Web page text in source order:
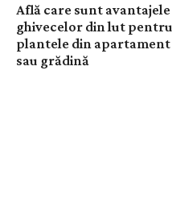
Află care sunt avantajele
ghivecelor din lut pentru
plantele din apartament
sau grădină